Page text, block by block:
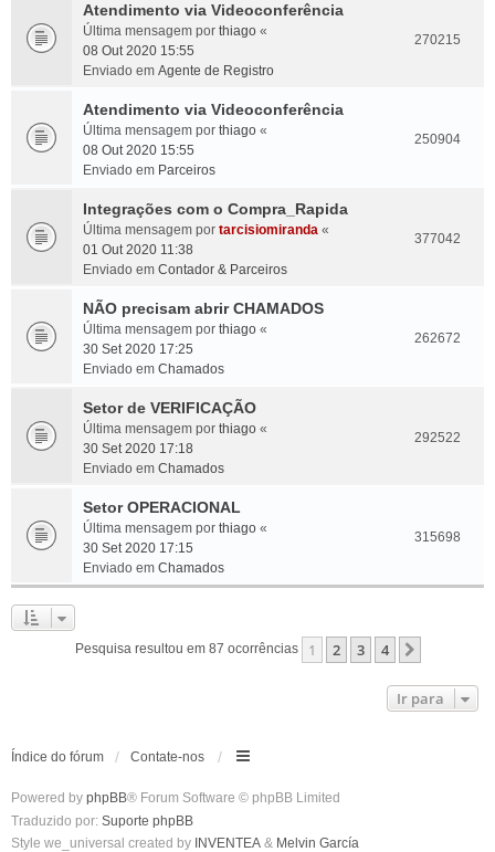
Atendimento via Videoconferência
Última mensagem por thiago «
08 Out 2020 15:55
Enviado em Agente de Registro
270215
Atendimento via Videoconferência
Última mensagem por thiago «
08 Out 2020 15:55
Enviado em Parceiros
250904
Integrações com o Compra_Rapida
Última mensagem por tarcisiomiranda «
01 Out 2020 11:38
Enviado em Contador & Parceiros
377042
NÃO precisam abrir CHAMADOS
Última mensagem por thiago «
30 Set 2020 17:25
Enviado em Chamados
262672
Setor de VERIFICAÇÃO
Última mensagem por thiago «
30 Set 2020 17:18
Enviado em Chamados
292522
Setor OPERACIONAL
Última mensagem por thiago «
30 Set 2020 17:15
Enviado em Chamados
315698
Pesquisa resultou em 87 ocorrências 1 2 3 4
Ir para
Índice do fórum Contate-nos
Powered by phpBB® Forum Software © phpBB Limited
Traduzido por: Suporte phpBB
Style we_universal created by INVENTEA & Melvin García